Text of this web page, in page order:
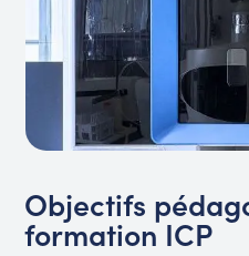
Objectifs
formation ICP